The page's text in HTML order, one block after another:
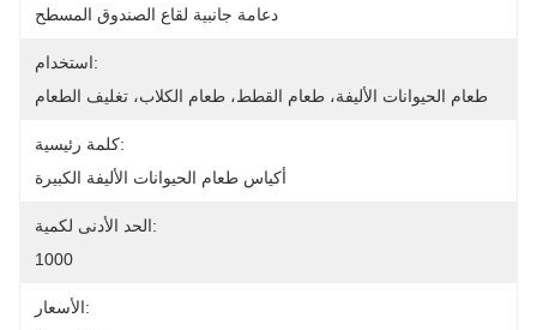
دعامة جانبية لقاع الصندوق المسطح
استخدام:
طعام الحيوانات الأليفة، طعام القطط، طعام الكلاب، تغليف الطعام
كلمة رئيسية:
أكياس طعام الحيوانات الأليفة الكبيرة
الحد الأدنى لكمية:
1000
الأسعار: